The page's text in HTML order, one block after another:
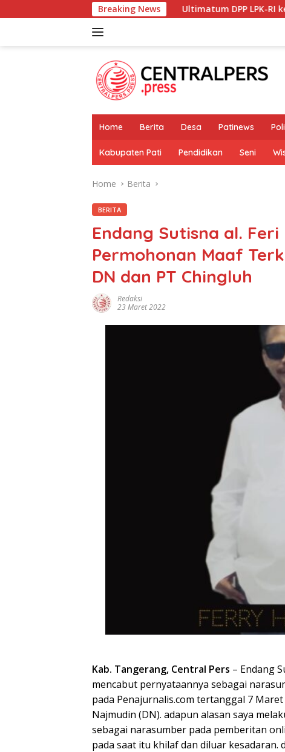
to
Breaking News
Ultimatum DPP LPK-RI ke Bupati dan DLH
Home Berita Desa Patinews
Kabupaten Pati Pendidikan Seni
Home Berita
BERITA
Endang Sutisna al.
Permohonan Maaf
DN dan PT Chingluh
Redaksi
23 Maret 2022
Kab. Tangerang, Central Pers – Endang
mencabut pernyataannya sebagai
pada Penajurnalis.com tertanggal 7
Najmudin (DN). adapun alasan saya
sebagai narasumber pada pemberitan
pada saat itu khilaf dan diluar kesadaran.